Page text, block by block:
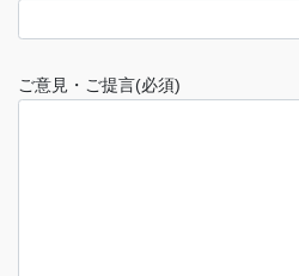
ご意見・ご提言(必須)